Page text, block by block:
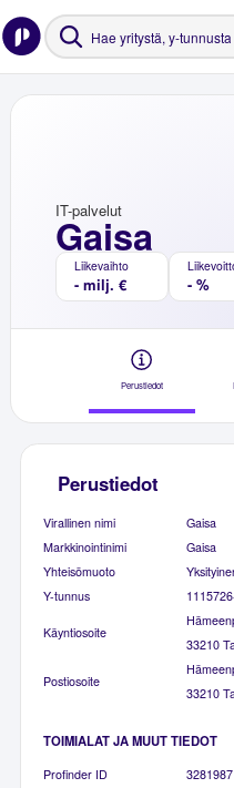
Gaisa
IT-palvelut
Liikevaihto
- milj. € - %
Perustiedot
Perustiedot
Virallinen nimi
Gaisa
Markkinointinimi
Gaisa
Yhteisömuoto
Y-tunnus
Käyntiosoite
33210
Postiosoite
33210
TOIMIALAT JA MUUT TIEDOT
Profinder ID
3281987